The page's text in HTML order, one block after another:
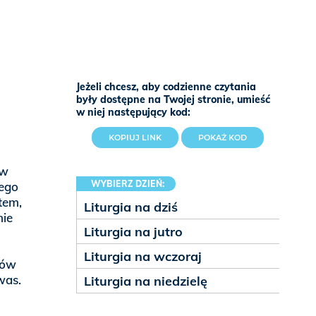
Jeżeli chcesz, aby codzienne czytania
były dostępne na Twojej stronie, umieść
w niej następujący kod:
KOPIUJ LINK POKAŻ KOD
WYBIERZ DZIEŃ:
Liturgia na dziś
Liturgia na jutro
Liturgia na wczoraj
Liturgia na niedzielę